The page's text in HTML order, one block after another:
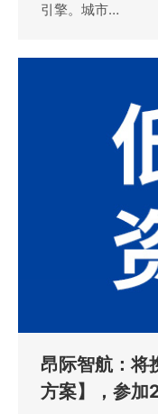
引擎。城市…
昂际智航：将
方案】，参加